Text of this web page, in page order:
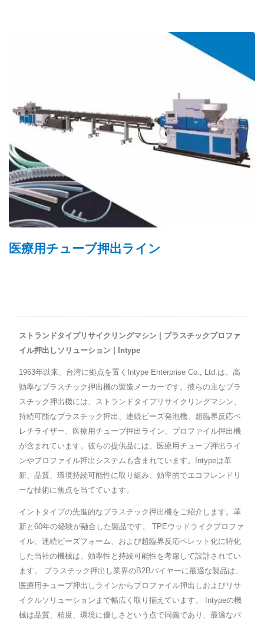
デンプンコンパウンディング
ストランドタイプリサイクリングマシン | プラスチックプロファ
イル押出しソリューション | Intype
1963年以来、台湾に拠点を置くIntype Enterprise Co., Ltd.は、高
効率なプラスチック押出機の製造メーカーです。彼らの主なプラ
スチック押出機には、ストランドタイプリサイクリングマシン、
持続可能なプラスチック押出、連続ビーズ発泡機、超臨界反応ペ
レチライザー、医療用チューブ押出ライン、プロファイル押出機
が含まれています。彼らの提供品には、医療用チューブ押出ライ
ンやプロファイル押出システムも含まれています。Intypeは革
新、品質、環境持続可能性に取り組み、効率的でエコフレンドリ
ーな技術に焦点を当てています。
イントタイプの先進的なプラスチック押出機をご紹介します。革
新と60年の経験が融合した製品です。 TPEウッドライクプロファ
イル、連続ビーズフォーム、および超臨界反応ペレット化に特化
した当社の機械は、効率性と持続可能性を考慮して設計されてい
ます。 プラスチック押出し業界のB2Bバイヤーに最適な製品は、
医療用チューブ押出しラインからプロファイル押出しおよびリサ
イクルソリューションまで幅広く取り揃えています。 Intypeの機
械は品質、精度、環境に優しさという点で同義であり、最適なパ